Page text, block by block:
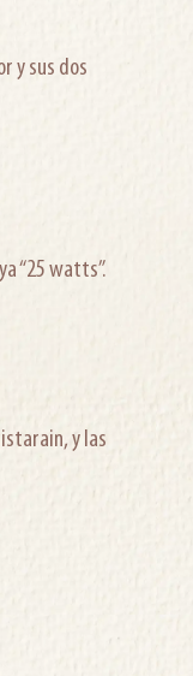
y sus dos
“25 watts”.
y las